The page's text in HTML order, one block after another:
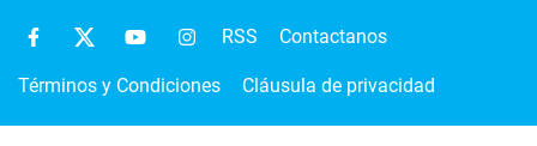
RSS Contactanos
Términos y Condiciones Cláusula de privacidad